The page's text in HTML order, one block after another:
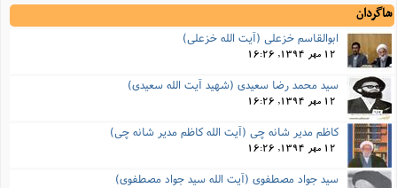
شاگردان
ابوالقاسم خزعلی (آیت الله خزعلی)
12 مهر 1394, 16:26
سید محمد رضا سعیدی (شهید آیت الله سعیدی)
12 مهر 1394, 16:26
کاظم مدیر شانه چی (آیت الله کاظم مدیر شانه چی)
12 مهر 1394, 16:26
سید جواد مصطفوی (آیت الله سید جواد مصطفوی)